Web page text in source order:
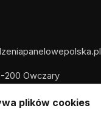
plików cookies
200 Owczary
13:30